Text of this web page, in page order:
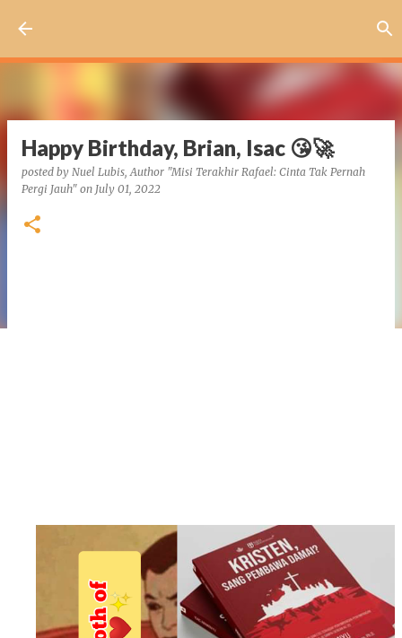
Happy Birthday, Brian, Isac 😘🚀
posted by Nuel Lubis, Author "Misi Terakhir Rafael: Cinta Tak Pernah
Pergi Jauh" on July 01, 2022